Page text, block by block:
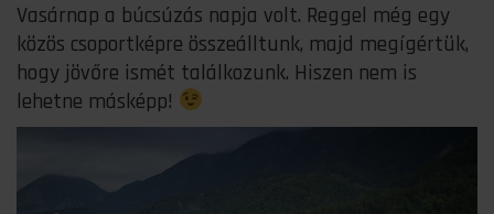
Vasárnap a búcsúzás napja volt. Reggel még egy
közös csoportképre összeálltunk, majd megígértük,
hogy jövőre ismét találkozunk. Hiszen nem is
lehetne másképp!